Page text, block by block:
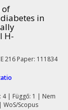
of
in
H-
216 Paper: 111834
4 | Függő: 1 | Nem
Scopus